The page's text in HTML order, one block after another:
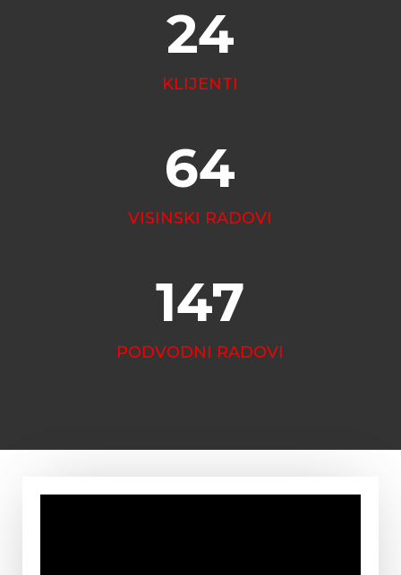
24
KLIJENTI
64
VISINSKI RADOVI
147
PODVODNI RADOVI